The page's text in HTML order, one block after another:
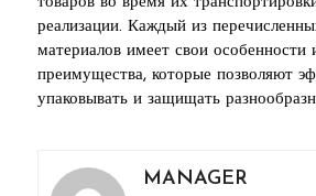
реализации. Каждый из
материалов имеет свои особенности
преимущества, которые позволяют
упаковывать и защищать
MANAGER